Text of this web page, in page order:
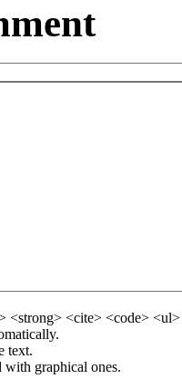
<strong> <cite> <code>
text.
graphical ones.